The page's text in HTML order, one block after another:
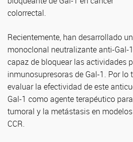
colorrectal.
Recientemente, han desarrollado
monoclonal neutralizante anti-Gal-
capaz de bloquear las actividades
inmunosupresoras de Gal-1. Por lo
evaluar la efectividad de este
Gal-1 como agente terapéutico
tumoral y la metástasis en
CCR.